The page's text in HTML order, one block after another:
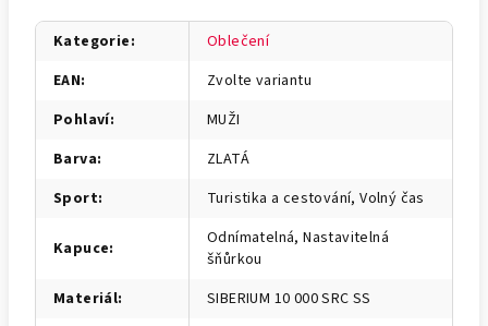
Kategorie:
Oblečení
EAN:
Zvolte variantu
Pohlaví:
MUŽI
Barva:
ZLATÁ
Sport: Turistika a cestování, Volný čas
Kapuce:
Odnímatelná, Nastavitelná
šňůrkou
Materiál:
SIBERIUM 10 000 SRC SS